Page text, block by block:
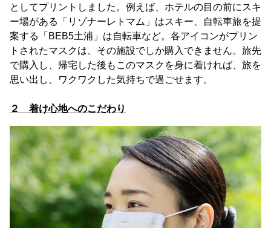
としてプリントしました。例えば、ホテルの目の前にスキ
ー場がある「リゾナーレトマム」はスキー、自転車旅を提
案する「BEB5土浦」は自転車など。各アイコンがプリン
トされたマスクは、その施設でしか購入できません。旅先
で購入し、帰宅した後もこのマスクを身に着ければ、旅を
思い出し、ワクワクした気持ちで過ごせます。
２ 着け心地へのこだわり